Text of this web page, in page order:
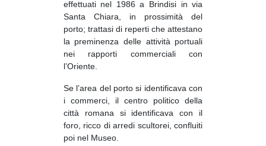
effettuati nel 1986 a Brindisi in via
Santa Chiara, in prossimità del
porto; trattasi di reperti che attestano
la preminenza delle attività portuali
nei rapporti commerciali con
l’Oriente.
Se l’area del porto si identificava con
i commerci, il centro politico della
città romana si identificava con il
foro, ricco di arredi scultorei, confluiti
poi nel Museo.